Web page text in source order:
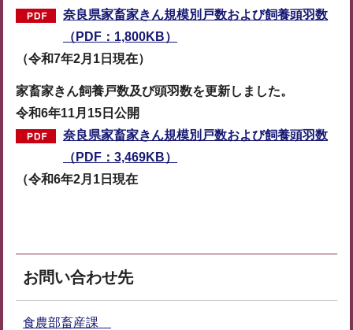
奈良県家畜家きん規模別戸数および飼養頭羽数
（PDF：1,800KB）
（令和7年2月1日現在）
家畜家きん飼養戸数及び頭羽数を更新しました。
令和6年11月15日公開
奈良県家畜家きん規模別戸数および飼養頭羽数
（PDF：3,469KB）
（令和6年2月1日現在
お問い合わせ先
食農部畜産課